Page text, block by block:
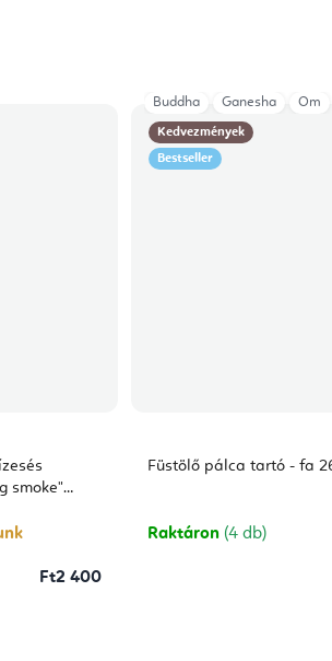
smoke"
Ft2 400
Kedvezmények
Bestseller
Füstölő pálca tartó - fa
Raktáron (4 db)
Buddha Ganesha Om